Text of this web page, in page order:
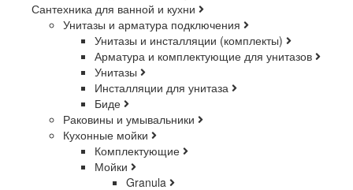
Сантехника для ванной и кухни
Унитазы и арматура подключения
Унитазы и инсталляции (комплекты)
Арматура и комплектующие для унитазов
Унитазы
Инсталляции для унитаза
Биде
Раковины и умывальники
Кухонные мойки
Комплектующие
Мойки
Granula